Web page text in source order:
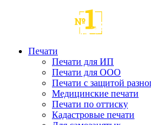
Печати
Печати для ИП
Печати для ООО
Печати с защитой
Медицинские печати
Печати по оттиску
Кадастровые печати